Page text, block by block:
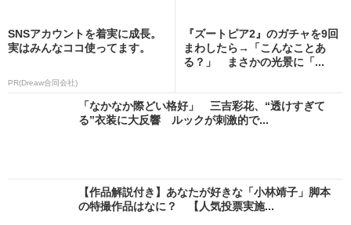
SNSアカウントを着実に成長。
実はみんなココ使ってます。
PR(Dreaw合同会社)
『ズートピア2』のガチャを9回
まわしたら→「こんなことあ
る？」 まさかの光景に「...
「なかなか際どい格好」 三吉彩花、“透けすぎて
る”衣装に大反響 ルックが刺激的で...
【作品解説付き】あなたが好きな「小林靖子」脚本
の特撮作品はなに？ 【人気投票実施...